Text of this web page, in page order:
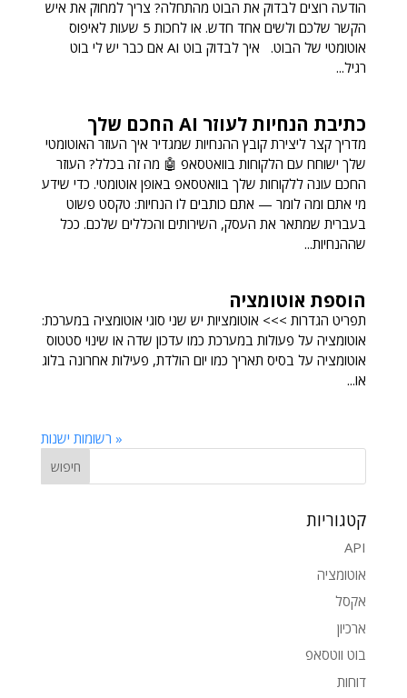
הודעה רוצים לבדוק את הבוט מהתחלה? צריך למחוק את איש
הקשר שלכם ולשים אחד חדש. או לחכות 5 שעות לאיפוס
אוטומטי של הבוט. איך לבדוק בוט AI אם כבר יש לי בוט
רגיל...
כתיבת הנחיות לעוזר AI החכם שלך
מדריך קצר ליצירת קובץ ההנחיות שמגדיר איך העוזר האוטומטי
שלך ישוחח עם הלקוחות בוואטסאפ 🤖 מה זה בכלל? העוזר
החכם עונה ללקוחות שלך בוואטסאפ באופן אוטומטי. כדי שידע
מי אתם ומה לומר — אתם כותבים לו הנחיות: טקסט פשוט
בעברית שמתאר את העסק, השירותים והכללים שלכם. ככל
שההנחיות...
הוספת אוטומציה
תפריט הגדרות >>> אוטומציות יש שני סוגי אוטומציה במערכת:
אוטומציה על פעולות במערכת כמו עדכון שדה או שינוי סטטוס
אוטומציה על בסיס תאריך כמו יום הולדת, פעילות אחרונה בלוג
או...
« רשומות ישנות
קטגוריות
API
אוטומציה
אקסל
ארכיון
בוט ווטסאפ
דוחות